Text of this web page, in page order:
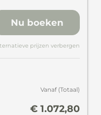
Nu boeken
prijzen verbergen
Vanaf(Totaal)
€ 1.072,80